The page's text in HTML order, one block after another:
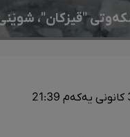
"قیزکان"،